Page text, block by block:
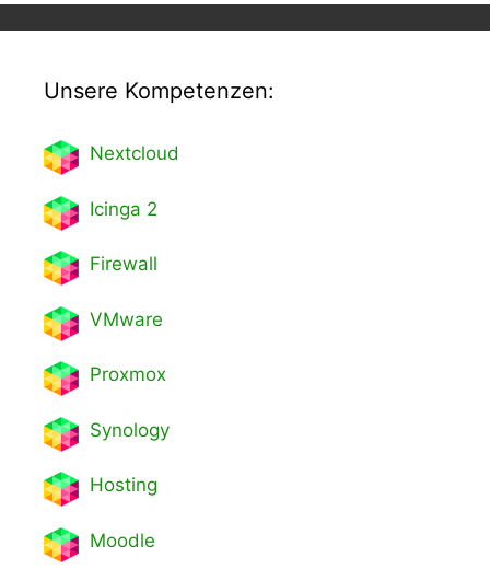
Unsere Kompetenzen:
Nextcloud
Icinga 2
Firewall
VMware
Proxmox
Synology
Hosting
Moodle